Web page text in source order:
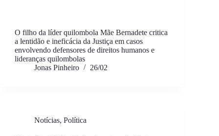
O filho da líder quilombola Mãe Bernadete critica
a lentidão e ineficácia da Justiça em casos
envolvendo defensores de direitos humanos e
lideranças quilombolas
Jonas Pinheiro
26/02
Notícias, Política